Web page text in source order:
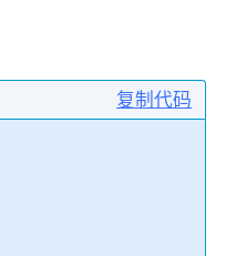
复制代码